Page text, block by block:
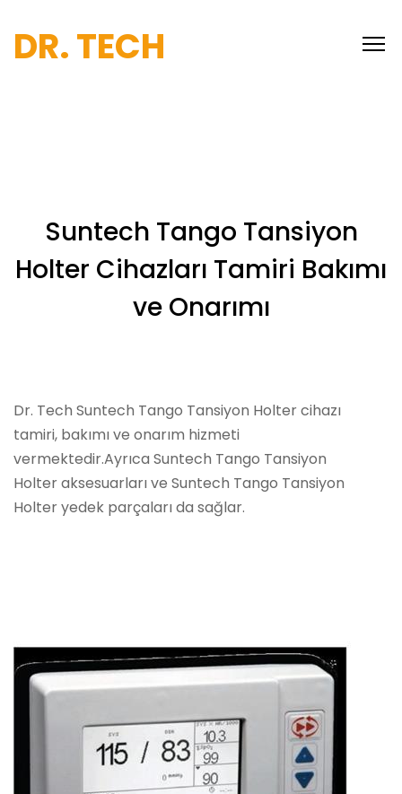
DR. TECH
Suntech Tango Tansiyon
Holter Cihazları Tamiri Bakımı
ve Onarımı
Dr. Tech Suntech Tango Tansiyon Holter cihazı
tamiri, bakımı ve onarım hizmeti
vermektedir.Ayrıca Suntech Tango Tansiyon
Holter aksesuarları ve Suntech Tango Tansiyon
Holter yedek parçaları da sağlar.